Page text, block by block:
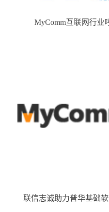
MyComm互联网行业
联信志诚助力普华基础